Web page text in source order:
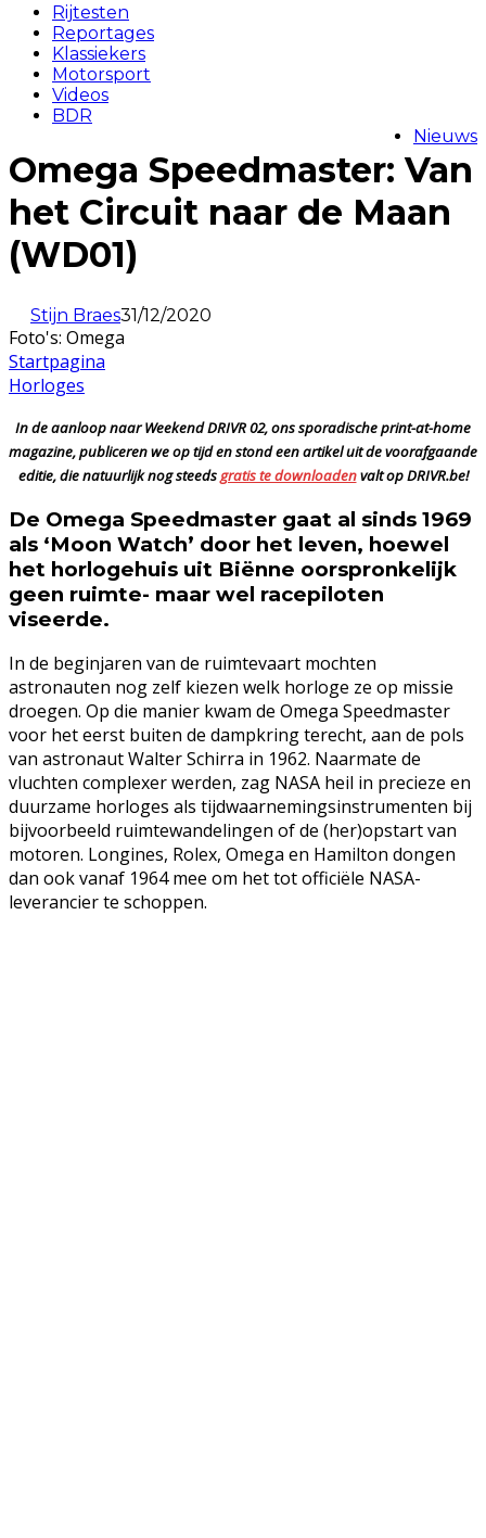
Rijtesten
Reportages
Klassiekers
Motorsport
Videos
BDR
Nieuws
Omega Speedmaster: Van
het Circuit naar de Maan
(WD01)
Stijn Braes31/12/2020
Foto's: Omega
Startpagina
Horloges
In de aanloop naar Weekend DRIVR 02, ons sporadische print-at-home
magazine, publiceren we op tijd en stond een artikel uit de voorafgaande
editie, die natuurlijk nog steedsgratis te downloadenvalt op DRIVR.be!
De Omega Speedmaster gaat al sinds 1969
als ‘Moon Watch’ door het leven, hoewel
het horlogehuis uit Biënne oorspronkelijk
geen ruimte- maar wel racepiloten
viseerde.
In de beginjaren van de ruimtevaart mochten
astronauten nog zelf kiezen welk horloge ze op missie
droegen. Op die manier kwam de Omega Speedmaster
voor het eerst buiten de dampkring terecht, aan de pols
van astronaut Walter Schirra in 1962. Naarmate de
vluchten complexer werden, zag NASA heil in precieze en
duurzame horloges als tijdwaarnemingsinstrumenten bij
bijvoorbeeld ruimtewandelingen of de (her)opstart van
motoren. Longines, Rolex, Omega en Hamilton dongen
dan ook vanaf 1964 mee om het tot officiële NASA-
leverancier te schoppen.